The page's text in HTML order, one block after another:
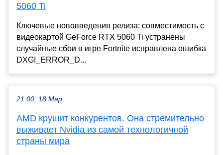
5060 Ti
Ключевые нововведения релиза: совместимость с
видеокартой GeForce RTX 5060 Ti устранены
случайные сбои в игре Fortnite исправлена ошибка
DXGI_ERROR_D...
21:00, 18 Мар
AMD крушит конкурентов. Она стремительно
выживает Nvidia из самой технологичной
страны мира